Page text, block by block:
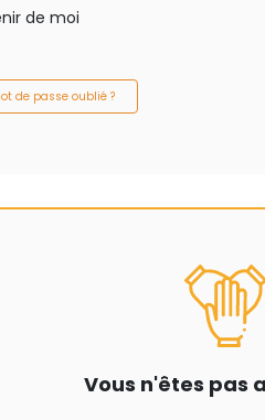
de moi
de passe oublié ?
Vous n'êtes pas